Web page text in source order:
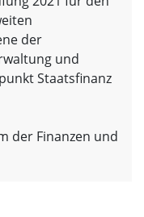
der
und
Staatsfinanz
der Finanzen und